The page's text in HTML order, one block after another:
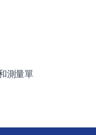
測量單